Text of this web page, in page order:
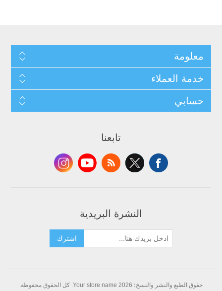
معلومة
خدمة العملاء
حسابي
تابعنا
النشرة البريدية
اشترك
حقوق الطبع والنشر والنسخ؛ 2026 Your store name. كل الحقوق محفوظة.